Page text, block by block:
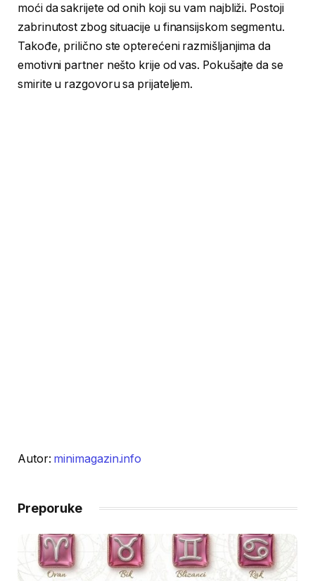
moći da sakrijete od onih koji su vam najbliži. Postoji
zabrinutost zbog situacije u finansijskom segmentu.
Takođe, prilično ste opterećeni razmišljanjima da
emotivni partner nešto krije od vas. Pokušajte da se
smirite u razgovoru sa prijateljem.
Autor: minimagazin.info
Preporuke